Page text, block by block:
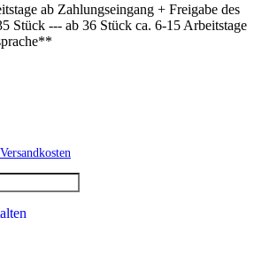
ab Zahlungseingang + Freigabe des
Stück --- ab 36 Stück ca. 6-15 Arbeitstage
Versandkosten